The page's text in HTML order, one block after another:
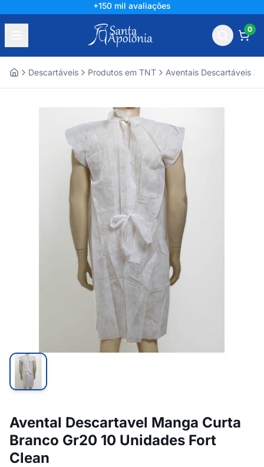
+150 mil avaliações
0
Descartáveis Produtos em TNT Aventais Descartáveis
Avental Descartavel Manga Curta
Branco Gr20 10 Unidades Fort
Clean